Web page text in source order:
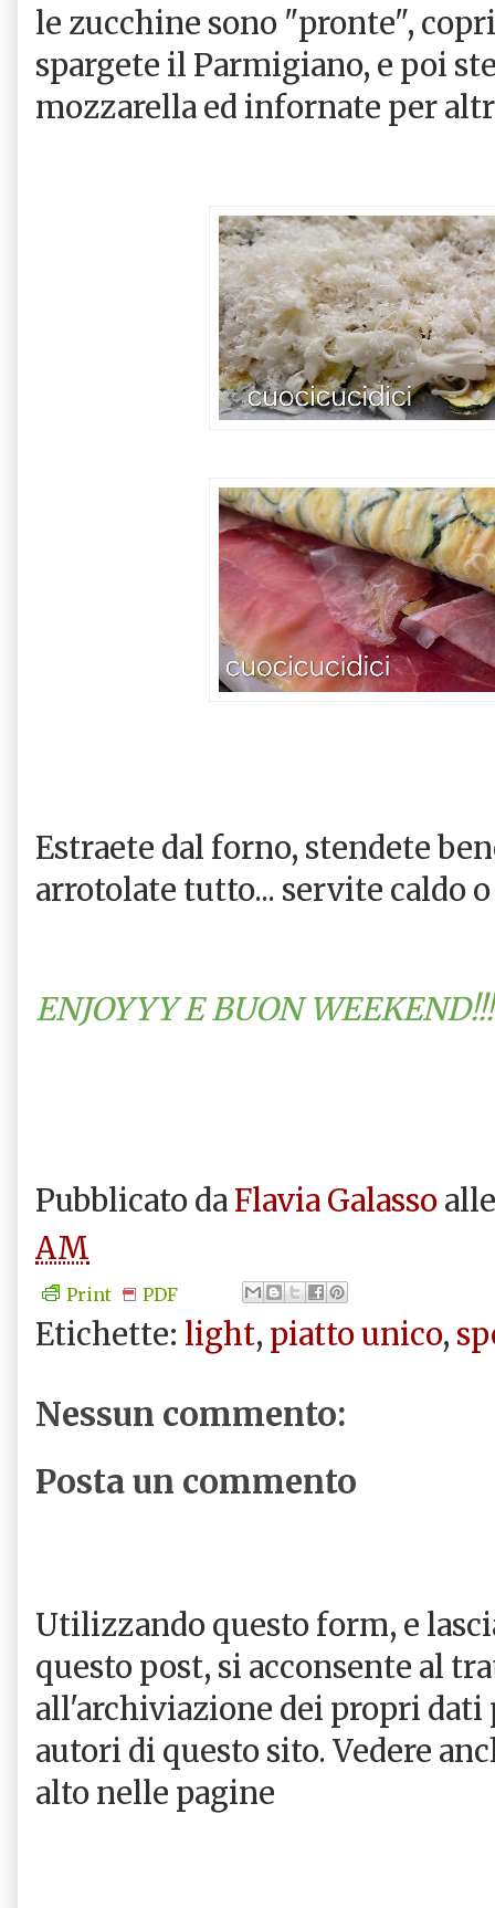
le zucchine sono "pronte",
spargete il Parmigiano, e poi
mozzarella ed infornate per
Estraete dal forno, stendete
arrotolate tutto... servite caldo
ENJOYYY E BUON WEEKEND!!!
Pubblicato da Flavia Galasso
AM
Print PDF
Etichette: light, piatto unico,
Nessun commento:
Posta un commento
Utilizzando questo form, e
questo post, si acconsente al
all'archiviazione dei propri dati
autori di questo sito. Vedere
alto nelle pagine